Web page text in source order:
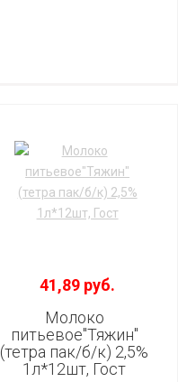
41,89 руб.
Молоко
питьевое"Тяжин"
(тетра пак/б/к) 2,5%
1л*12шт, Гост